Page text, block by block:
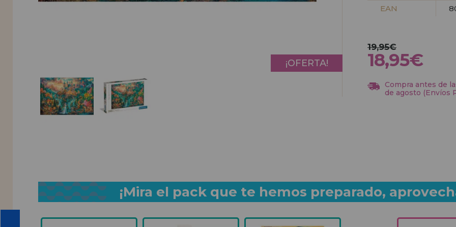
EAN
¡OFERTA!
19,95€
18,95€
Compra antes de
de agosto (Envíos
¡Mira el pack que te hemos preparado,